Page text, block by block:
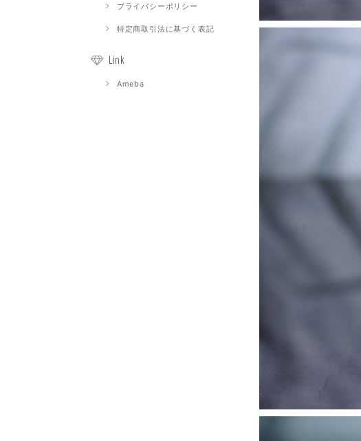
プライバシーポリシー
特定商取引法に基づく表記
Link
Ameba